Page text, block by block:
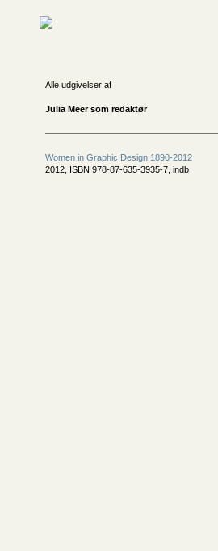
Alle udgivelser af
Julia Meer som redaktør
Women in Graphic Design 1890-2012
2012, ISBN 978-87-635-3935-7, indb